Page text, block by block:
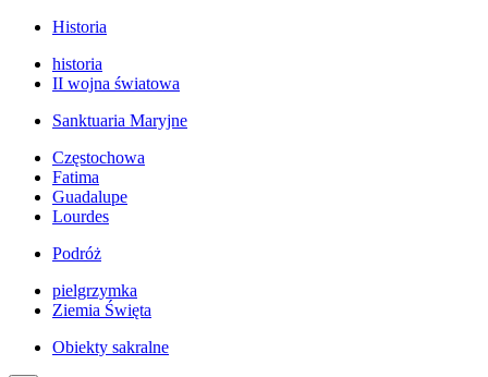
Historia
historia
II wojna światowa
Sanktuaria Maryjne
Częstochowa
Fatima
Guadalupe
Lourdes
Podróż
pielgrzymka
Ziemia Święta
Obiekty sakralne